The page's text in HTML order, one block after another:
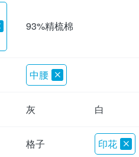
93%精梳棉
中腰
灰 白
格子 印花